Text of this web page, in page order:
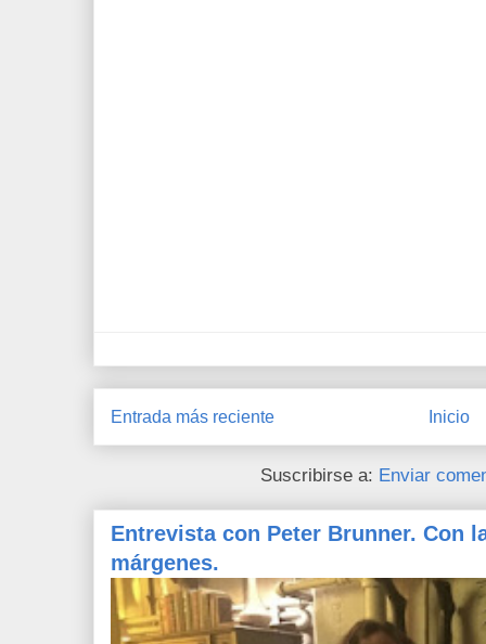
Entrada más reciente Inicio
Suscribirse a: Enviar
Entrevista con Peter Brunner. Con
márgenes.